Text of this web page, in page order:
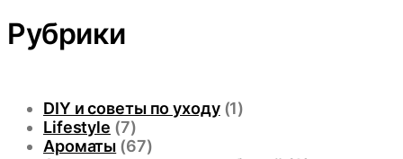
Рубрики
DIY и советы по уходу(1)
Lifestyle (7)
Ароматы (67)